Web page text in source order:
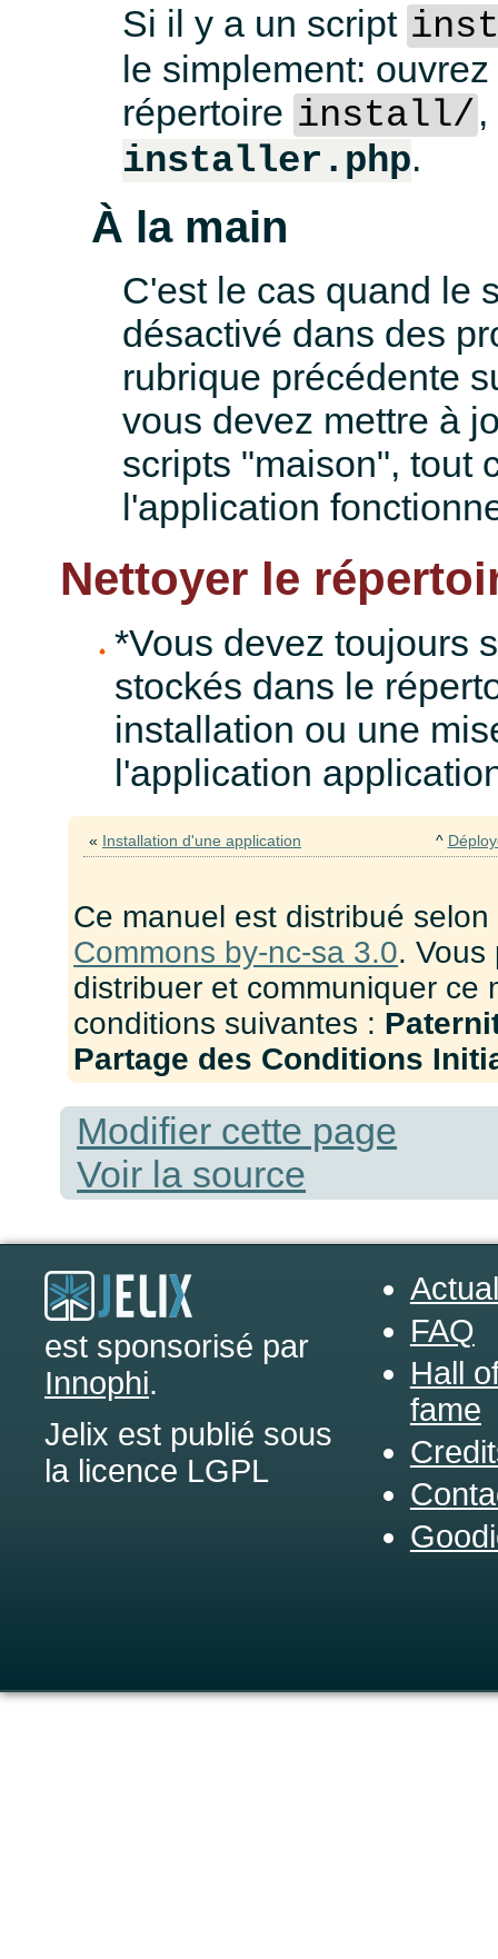
Si il y a un script
le simplement:
répertoire install/
installer.php.
À la main
C'est le cas quand le
désactivé dans des
rubrique précédente
vous devez mettre à
scripts "maison", tout
l'application
Nettoyer le
*Vous devez toujours
stockés dans le
installation ou une
l'application
« Installation d'une application ^
Ce manuel est distribué
Commons by-nc-sa 3.0. Vous
distribuer et communiquer ce
conditions suivantes :
Partage des Conditions
Modifier cette page
Voir la source
est sponsorisé par
Innophi.
Jelix est publié sous
la licence LGPL
FAQ
Hall
fame